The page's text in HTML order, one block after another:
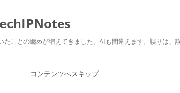
ことの纏めが増えてきました。AIも間違えます。誤りは、
コンテンツへスキップ